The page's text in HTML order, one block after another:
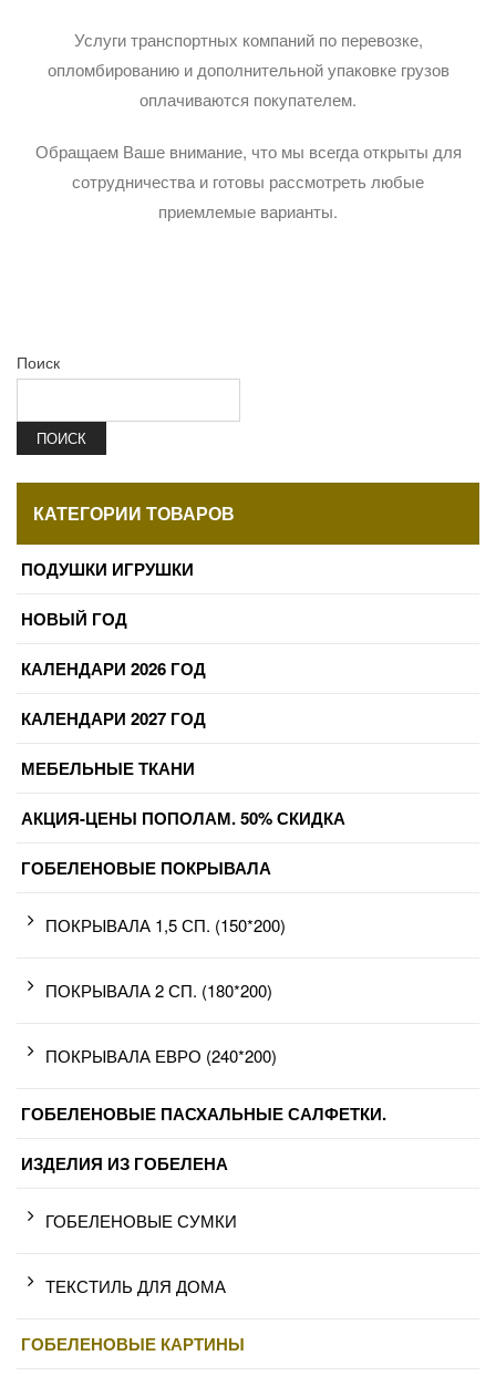
Услуги транспортных компаний по перевозке,
опломбированию и дополнительной упаковке грузов
оплачиваются покупателем.
Обращаем Ваше внимание, что мы всегда открыты для
сотрудничества и готовы рассмотреть любые
приемлемые варианты.
Поиск
ПОИСК
КАТЕГОРИИ ТОВАРОВ
ПОДУШКИ ИГРУШКИ
НОВЫЙ ГОД
КАЛЕНДАРИ 2026 ГОД
КАЛЕНДАРИ 2027 ГОД
МЕБЕЛЬНЫЕ ТКАНИ
АКЦИЯ-ЦЕНЫ ПОПОЛАМ. 50% СКИДКА
ГОБЕЛЕНОВЫЕ ПОКРЫВАЛА
ПОКРЫВАЛА 1,5 СП. (150*200)
ПОКРЫВАЛА 2 СП. (180*200)
ПОКРЫВАЛА ЕВРО (240*200)
ГОБЕЛЕНОВЫЕ ПАСХАЛЬНЫЕ САЛФЕТКИ.
ИЗДЕЛИЯ ИЗ ГОБЕЛЕНА
ГОБЕЛЕНОВЫЕ СУМКИ
ТЕКСТИЛЬ ДЛЯ ДОМА
ГОБЕЛЕНОВЫЕ КАРТИНЫ